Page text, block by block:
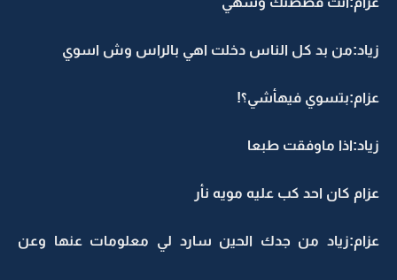
زياد:من بد كل الناس دخلت اهي بالراس وش اسوي
عزام:بتسوي فيهأشي؟!
زياد:اذا ماوفقت طبعا
عزام كان احد كب عليه مويه نأر
عزام:زياد من جدك الحين سارد لي معلومات عنها وعن